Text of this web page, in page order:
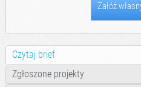
Załóż
Czytaj brief
Zgłoszone projekty